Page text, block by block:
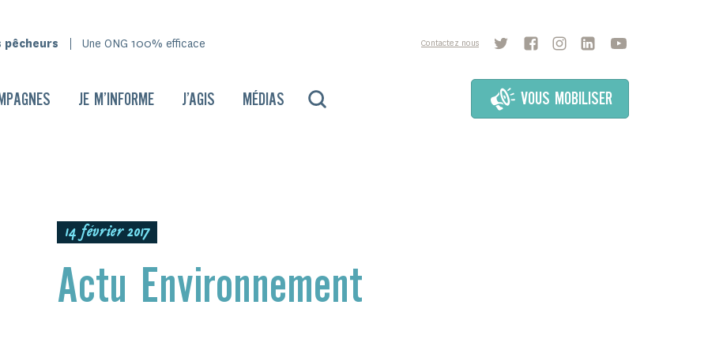
Une ONG 100% efficace Contactez nous
JE M’INFORME J’AGIS MÉDIAS VOUS MOBILISER
14 février 2017
Actu Environnement